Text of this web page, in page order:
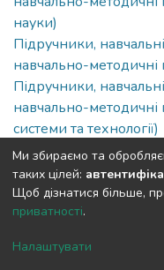
науки)
Підручники,
навчально-
Підручники,
навчально-
системи та технології)
Full item page
Cookie
Ми збираємо та
таких цілей:
Щоб дізнатися більше,
приватності.
Налаштувати